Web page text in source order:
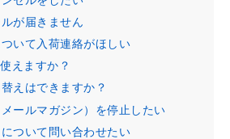
が届きません
いて入荷連絡がほしい
えますか？
えはできますか？
ールマガジン）を停止したい
ついて問い合わせたい